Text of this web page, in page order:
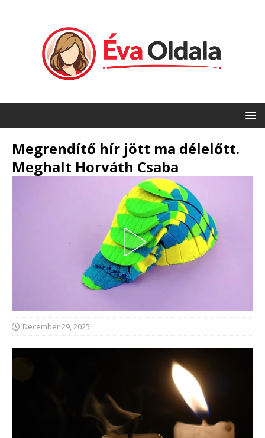
Megrendítő hír jött ma délelőtt.
Meghalt Horváth Csaba
December 29, 2025